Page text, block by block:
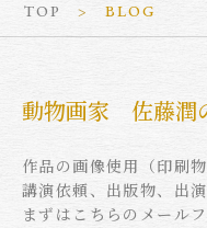
TOP BLOG
動物画家 佐藤潤
作品の画像使用（印刷
講演依頼、出版物、出演
まずはこちらのメール